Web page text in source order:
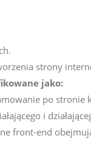
strony
jako:
po stronie
i
front-end